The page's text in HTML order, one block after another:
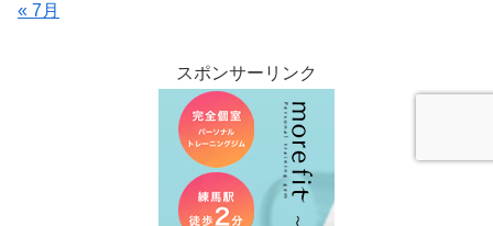
« 7月
スポンサーリンク